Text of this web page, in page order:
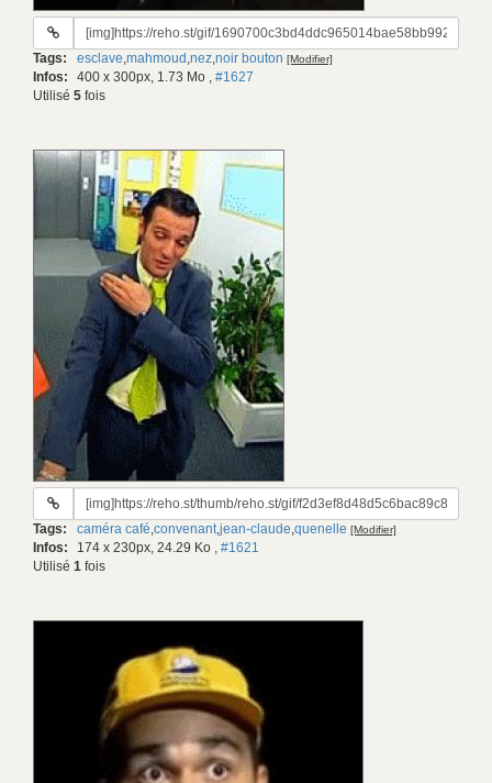
URL
gif:
Tags: esclave,mahmoud ,nez,noir bouton [Modifier]
Infos: 400 x 300px, 1.73 Mo , #1627
Utilisé 5 fois
URL
gif:
Tags: caméra café,convenant,jean-claude,quenelle [Modifier]
Infos: 174 x 230px, 24.29 Ko , #1621
Utilisé 1 fois